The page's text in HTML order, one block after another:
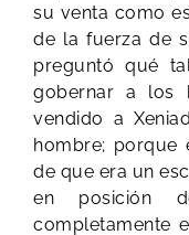
su venta como
de la fuerza de
preguntó qué
gobernar a los
vendido a
hombre; porque
de que era un
en posición
completamente